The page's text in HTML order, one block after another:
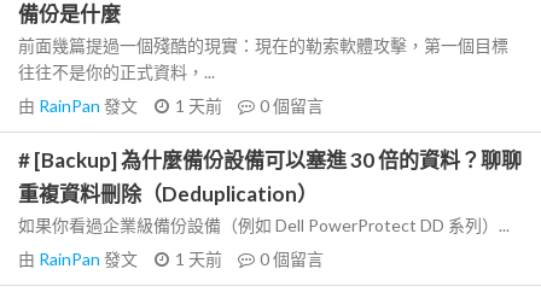
備份是什麼
前面幾篇提過一個殘酷的現實：現在的勒索軟體攻擊，第一個目標
往往不是你的正式資料，...
由 RainPan 發文 1 天前 0個留言
# [Backup] 為什麼備份設備可以塞進 30 倍的資料？聊聊
重複資料刪除（Deduplication）
如果你看過企業級備份設備（例如 Dell PowerProtect DD 系列）...
由 RainPan 發文 1 天前 0個留言